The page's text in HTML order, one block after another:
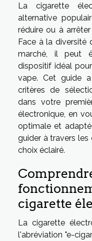
La cigarette
alternative
réduire ou à
Face à la diversité
marché, il peut
dispositif idéal
vape. Cet guide
critères de
dans votre
électronique, en
optimale et
guider à travers les
choix éclairé.
cigarette
La cigarette
l'abréviation "e-